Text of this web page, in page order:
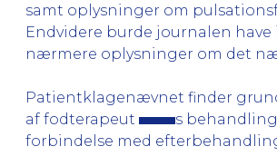
samt oplysninger om
Endvidere burde journalen
nærmere oplysninger om det
Patientklagenævnet finder
af fodterapeut
s
forbindelse med